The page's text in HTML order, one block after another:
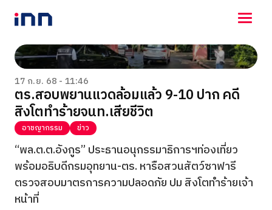
NEWS
ENTERTAINMENT
LIFESTYLE
HOROSCOPE
LOTTERY
VIDEO
ร่วมด้วยช่วยกัน
17 ก.ย. 68 - 11:46
ตร.สอบพยานแวดล้อมแล้ว 9-10 ปาก คดี
สิงโตทำร้ายจนท.เสียชีวิต
อาชญากรรม ข่าว
“พล.ต.ต.อังกูร” ประธานอนุกรรมาธิการฯท่องเที่ยว
พร้อมอธิบดีกรมอุทยาน-ตร. หารือสวนสัตว์ซาฟารี
ตรวจสอบมาตรการความปลอดภัย ปม สิงโตทำร้ายเจ้า
หน้าที่